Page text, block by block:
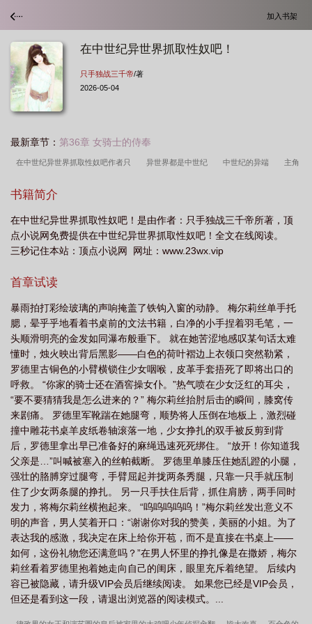
加入书架
在中世纪异世界抓取性奴吧！
只手独战三千帝/著
2026-05-04
最新章节： 第36章 女骑士的侍奉
在中世纪异世界抓取性奴吧作者只 异世界都是中世纪 中世纪的异端 主角
po 中世纪异端运动
吧 在中世纪异世界抓取性奴吧作者 中世纪对待异教徒 中世纪ui 异世界
中世纪 中世纪异端 中世纪的奇葩性规定 在中世纪异世界抓取性奴吧在线阅
帝 什么是中世纪异端运动
动漫 中世纪异界 在中世纪异世界抓取性奴吧txt 中世纪的异教徒 中世
纪的奇闻异事 异界中世纪领主 中世纪异教 在中世纪异世界抓取性奴
吧!h 异界之中世纪 在中世纪异世界抓取性奴吧h 在中世纪异世界抓取性奴
吧! 中世纪 h 在中世纪异世界抓取性奴吧! 作者只手独战三千帝 中世纪的异
教徒是什么 异世界和中世纪 中世纪异教徒 中世纪之 中世纪异教徒受怎
样的惩罚 中世纪异世界入侵现代的动漫
书籍简介
在中世纪异世界抓取性奴吧！是由作者：只手独战三千帝所著，顶
点小说网免费提供在中世纪异世界抓取性奴吧！全文在线阅读。
三秒记住本站：顶点小说网 网址：www.23wx.vip
首章试读
暴雨拍打彩绘玻璃的声响掩盖了铁钩入窗的动静。 梅尔莉丝单手托
腮，晕乎乎地看着书桌前的文法书籍，白净的小手捏着羽毛笔，一
头顺滑明亮的金发如同瀑布般垂下。 就在她苦涩地感叹某句话太难
懂时，烛火映出背后黑影——白色的荷叶褶边上衣领口突然勒紧，
罗德里古铜色的小臂横锁住少女咽喉，皮革手套捂死了即将出口的
呼救。 “你家的骑士还在酒窖操女仆。”热气喷在少女泛红的耳尖，
“要不要猜猜我是怎么进来的？” 梅尔莉丝抬肘后击的瞬间，膝窝传
来剧痛。 罗德里军靴踹在她腿弯，顺势将人压倒在地板上，激烈碰
撞中雕花书桌羊皮纸卷轴滚落一地，少女挣扎的双手被反剪到背
后，罗德里拿出早已准备好的麻绳迅速死死绑住。 “放开！你知道我
父亲是…”叫喊被塞入的丝帕截断。 罗德里单膝压住她乱蹬的小腿，
强壮的胳膊穿过腿弯，手臂屈起并拢两条秀腿，只靠一只手就压制
住了少女两条腿的挣扎。 另一只手扶住后背，抓住肩膀，两手同时
发力，将梅尔莉丝横抱起来。 “呜呜呜呜呜！”梅尔莉丝发出意义不
明的声音，男人笑着开口：“谢谢你对我的赞美，美丽的小姐。为了
表达我的感激，我决定在床上给你开苞，而不是直接在书桌上——
如何，这份礼物您还满意吗？”在男人怀里的挣扎像是在撒娇，梅尔
莉丝看着罗德里抱着她走向自己的闺床，眼里充斥着绝望。 后续内
容已被隐藏，请升级VIP会员后继续阅读。 如果您已经是VIP会员，
但还是看到这一段，请退出浏览器的阅读模式。...